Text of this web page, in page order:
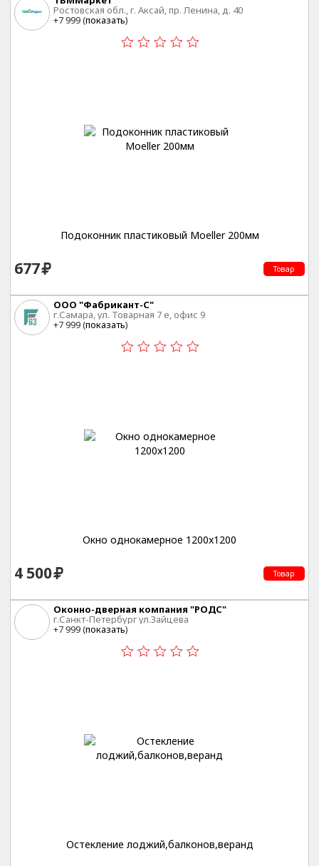
Ростовская обл., г. Аксай, пр. Ленина, д. 40
+7 999 (показать)
Подоконник пластиковый Moeller 200мм
677 Товар
ООО "Фабрикант-С"
г.Самара, ул. Товарная 7 е, офис 9
+7 999 (показать)
Окно однокамерное 1200x1200
4 500 Товар
Оконно-дверная компания "РОДС"
г.Санкт-Петербург ул.Зайцева
+7 999 (показать)
Остекление лоджий,балконов,веранд